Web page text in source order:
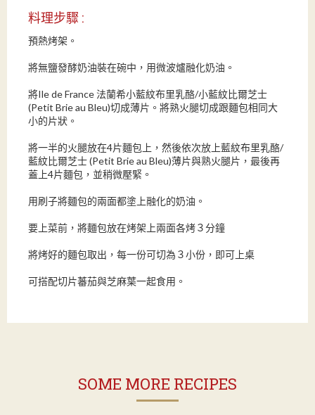
料理步驟 :
預熱烤架。
將無鹽發酵奶油裝在碗中，用微波爐融化奶油。
將Ile de France 法蘭希小藍紋布里乳酪/小藍紋比爾芝士
(Petit Brie au Bleu)切成薄片。將熟火腿切成跟麵包相同大
小的片狀。
將一半的火腿放在4片麵包上，然後依次放上藍紋布里乳酪/
藍紋比爾芝士 (Petit Brie au Bleu)薄片與熟火腿片，最後再
蓋上4片麵包，並稍微壓緊。
用刷子將麵包的兩面都塗上融化的奶油。
要上菜前，將麵包放在烤架上兩面各烤３分鐘
將烤好的麵包取出，每一份可切為３小份，即可上桌
可搭配切片蕃茄與芝麻葉一起食用。
SOME MORE RECIPES